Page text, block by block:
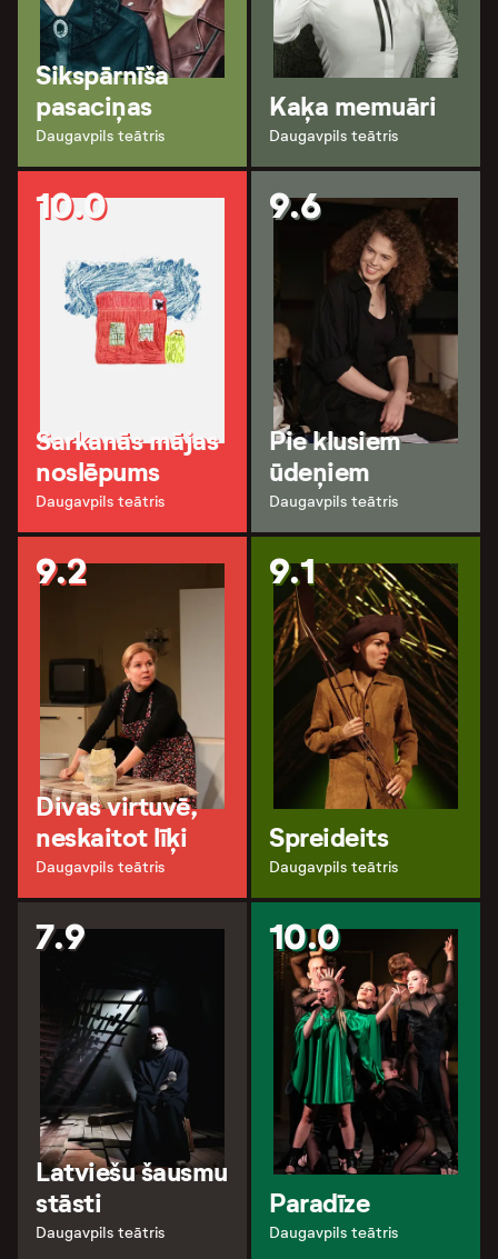
Sikspārnīša
pasaciņas
Daugavpils teātris
Kaķa memuāri
Daugavpils teātris
10.0
Sarkanās mājas
noslēpums
Daugavpils teātris
9.6
Pie klusiem
ūdeņiem
Daugavpils teātris
9.2
Divas virtuvē,
neskaitot līķi
Daugavpils teātris
9.1
Spreideits
Daugavpils teātris
7.9
Latviešu šausmu
stāsti
Daugavpils teātris
10.0
Paradīze
Daugavpils teātris